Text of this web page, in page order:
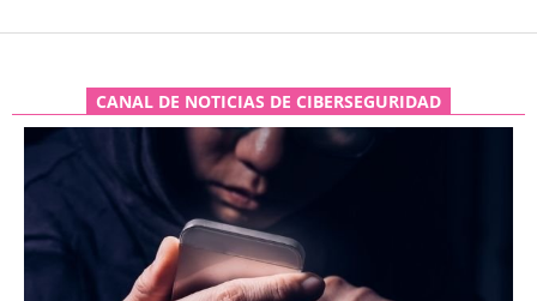
CANAL DE NOTICIAS DE CIBERSEGURIDAD